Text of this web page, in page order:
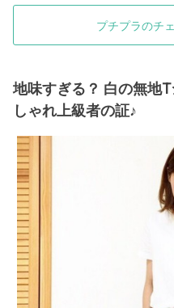
プチプラのチ
地味すぎる？ 白の無地
しゃれ上級者の証♪